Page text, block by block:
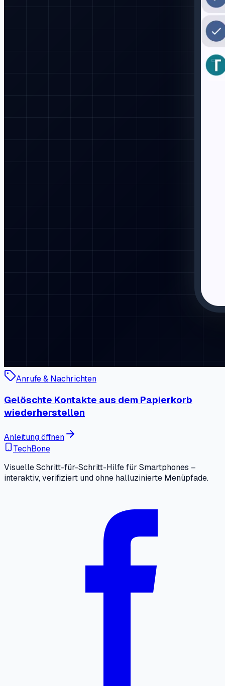
Anrufe & Nachrichten
Gelöschte Kontakte aus dem Papierkorb
wiederherstellen
Anleitung öffnen
TechBone
Visuelle Schritt-für-Schritt-Hilfe für Smartphones –
interaktiv, verifiziert und ohne halluzinierte Menüpfade.